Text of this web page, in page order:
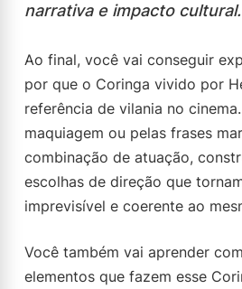
narrativa e impacto cultural.
Ao final, você vai conseguir
por que o Coringa vivido por
referência de vilania no
maquiagem ou pelas frases
combinação de atuação,
escolhas de direção que
imprevisível e coerente ao
Você também vai aprender
elementos que fazem esse